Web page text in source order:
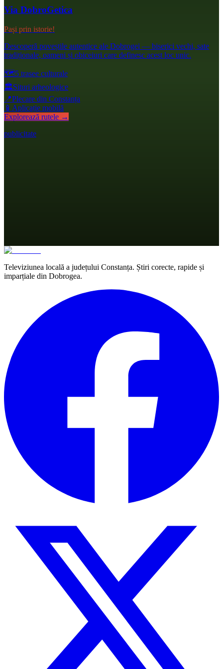
Via DobroGetica
Pași prin istorie!
Descoperă poveștile autentice ale Dobrogei — biserici vechi, sate
tradiționale, oameni și obiceiuri care definesc acest loc unic.
🗺️5 trasee culturale
🏛️Situri arheologice
📍Plecare din Constanța
📱 Aplicație mobilă
Explorează rutele →
publicitate
Televiziunea locală a județului Constanța. Știri corecte, rapide și
imparțiale din Dobrogea.